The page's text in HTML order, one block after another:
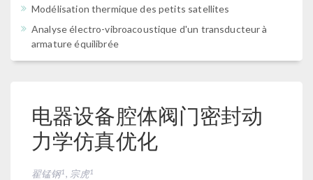
Modélisation thermique des petits satellites
Analyse électro-vibroacoustique d'un transducteur à
armature équilibrée
电器设备腔体阀门密封动
力学仿真优化
翟锰钢1, 宗虎1